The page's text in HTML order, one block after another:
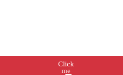
Click
me